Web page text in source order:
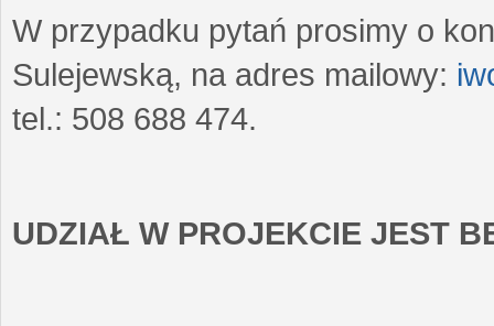
W przypadku pytań prosimy o
Sulejewską, na adres mailowy:
tel.: 508 688 474.
UDZIAŁ W PROJEKCIE JEST